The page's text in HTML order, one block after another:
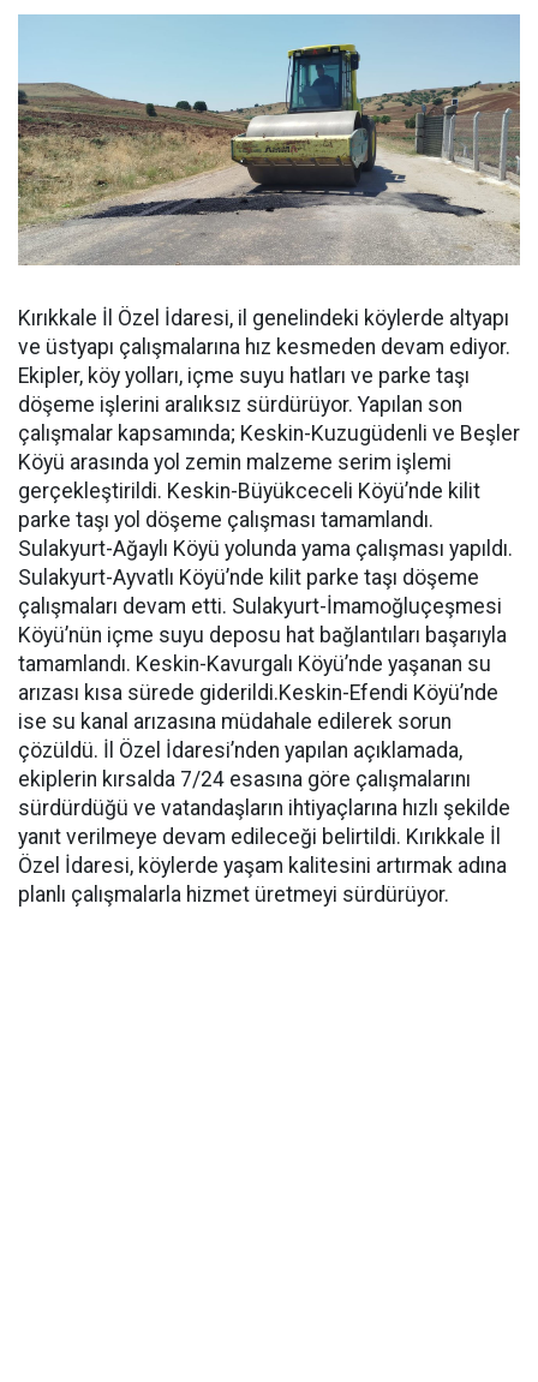
Kırıkkale İl Özel İdaresi, il genelindeki köylerde altyapı
ve üstyapı çalışmalarına hız kesmeden devam ediyor.
Ekipler, köy yolları, içme suyu hatları ve parke taşı
döşeme işlerini aralıksız sürdürüyor. Yapılan son
çalışmalar kapsamında; Keskin-Kuzugüdenli ve Beşler
Köyü arasında yol zemin malzeme serim işlemi
gerçekleştirildi. Keskin-Büyükceceli Köyü’nde kilit
parke taşı yol döşeme çalışması tamamlandı.
Sulakyurt-Ağaylı Köyü yolunda yama çalışması yapıldı.
Sulakyurt-Ayvatlı Köyü’nde kilit parke taşı döşeme
çalışmaları devam etti. Sulakyurt-İmamoğluçeşmesi
Köyü’nün içme suyu deposu hat bağlantıları başarıyla
tamamlandı. Keskin-Kavurgalı Köyü’nde yaşanan su
arızası kısa sürede giderildi.Keskin-Efendi Köyü’nde
ise su kanal arızasına müdahale edilerek sorun
çözüldü. İl Özel İdaresi’nden yapılan açıklamada,
ekiplerin kırsalda 7/24 esasına göre çalışmalarını
sürdürdüğü ve vatandaşların ihtiyaçlarına hızlı şekilde
yanıt verilmeye devam edileceği belirtildi. Kırıkkale İl
Özel İdaresi, köylerde yaşam kalitesini artırmak adına
planlı çalışmalarla hizmet üretmeyi sürdürüyor.